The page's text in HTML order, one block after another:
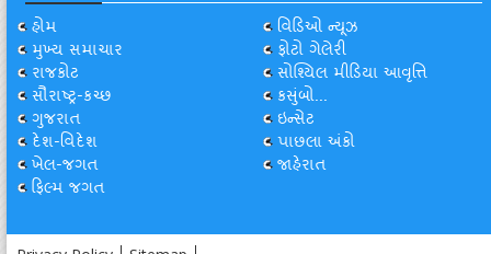
હોમ
મુખ્ય સમાચાર
રાજકોટ
સૌરાષ્ટ્ર-કચ્છ
ગુજરાત
દેશ-વિદેશ
ખેલ-જગત
ફિલ્મ જગત
વિડિઓ ન્યૂઝ
ફોટો ગેલેરી
સોશ્યિલ મીડિયા આવૃત્તિ
કસુંબો...
ઇન્સેટ
પાછલા અંકો
જાહેરાત